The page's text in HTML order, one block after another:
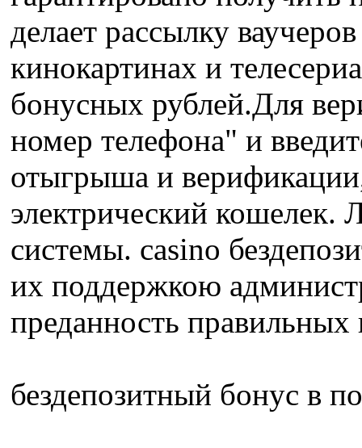
делает рассылку
кинокартинах и
бонусных рублей.Для
номер телефона" и
отыгрыша и
электрический кошелек.
системы. casino
их поддержкою
преданность
бездепозитный бонус в